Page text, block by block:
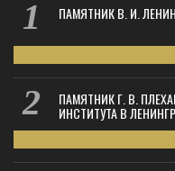
ПАМЯТНИК В. И.
ПАМЯТНИК Г. В.
ИНСТИТУТА В